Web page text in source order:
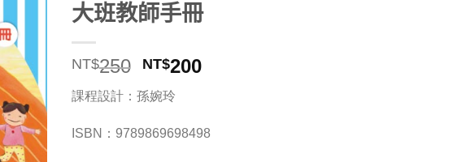
大班教師手冊
NT$250 原
始
價
格：
NT$250。
NT$200目
格：
NT$200。
課程設計：孫婉玲
ISBN：9789869698498